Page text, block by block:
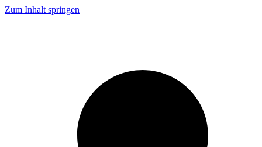
Zum Inhalt springen